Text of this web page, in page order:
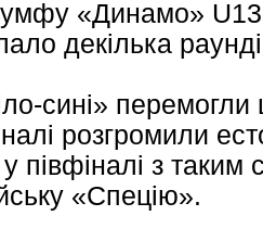
«Динамо»
декілька
сині»
розгромили
півфіналі з таким
«Спецію».